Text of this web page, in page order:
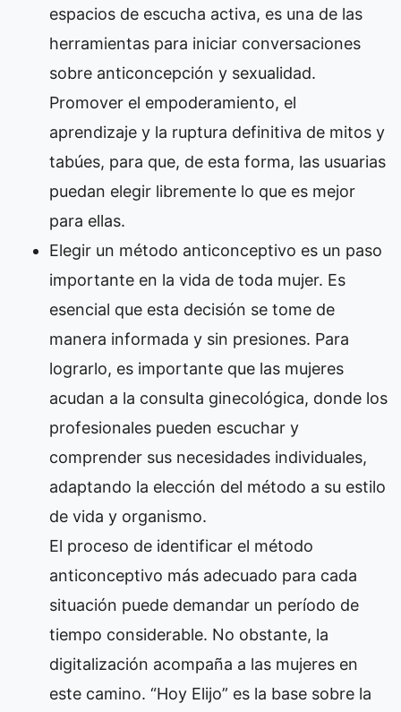
espacios de escucha activa, es una de las
herramientas para iniciar conversaciones
sobre anticoncepción y sexualidad.
Promover el empoderamiento, el
aprendizaje y la ruptura definitiva de mitos y
tabúes, para que, de esta forma, las usuarias
puedan elegir libremente lo que es mejor
para ellas.
Elegir un método anticonceptivo es un paso
importante en la vida de toda mujer. Es
esencial que esta decisión se tome de
manera informada y sin presiones. Para
lograrlo, es importante que las mujeres
acudan a la consulta ginecológica, donde los
profesionales pueden escuchar y
comprender sus necesidades individuales,
adaptando la elección del método a su estilo
de vida y organismo.
El proceso de identificar el método
anticonceptivo más adecuado para cada
situación puede demandar un período de
tiempo considerable. No obstante, la
digitalización acompaña a las mujeres en
este camino. “Hoy Elijo” es la base sobre la